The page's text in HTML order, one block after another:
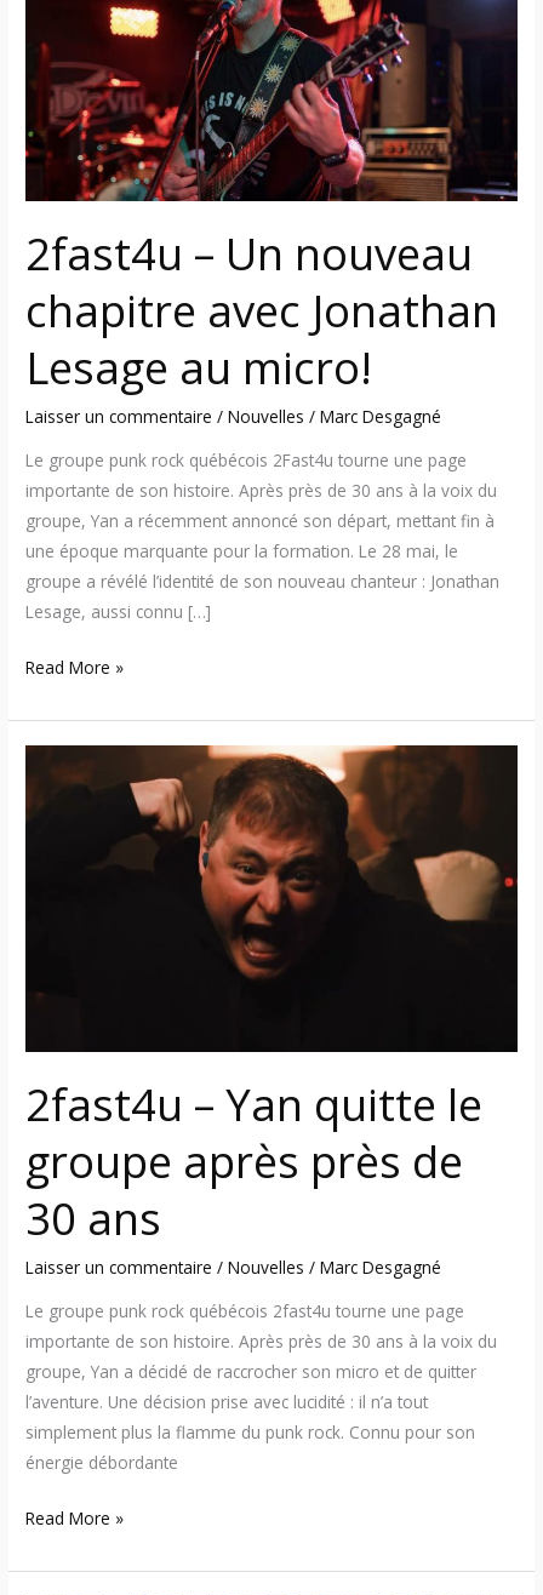
2fast4u – Un nouveau
chapitre avec Jonathan
Lesage au micro!
Laisser un commentaire /Nouvelles /Marc Desgagné
Le groupe punk rock québécois 2Fast4u tourne une page
importante de son histoire. Après près de 30 ans à la voix du
groupe, Yan a récemment annoncé son départ, mettant fin à
une époque marquante pour la formation. Le 28 mai, le
groupe a révélé l’identité de son nouveau chanteur : Jonathan
Lesage, aussi connu […]
chapitre
avec
Jonathan
Lesage
au
Read More »
2fast4u – Yan quitte le
groupe après près de
30 ans
Laisser un commentaire /Nouvelles /Marc Desgagné
Le groupe punk rock québécois 2fast4u tourne une page
importante de son histoire. Après près de 30 ans à la voix du
groupe, Yan a décidé de raccrocher son micro et de quitter
l’aventure. Une décision prise avec lucidité : il n’a tout
simplement plus la flamme du punk rock. Connu pour son
énergie débordante
Yan
de
Read More »